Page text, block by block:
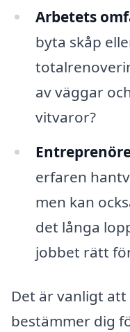
Arbetets
byta skåp
av väggar
vitvaror?
erfaren
men kan
det långa
jobbet rätt
Det är vanligt
bestämmer dig